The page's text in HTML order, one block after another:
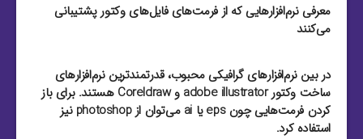
معرفی نرم‌افزارهایی که از فرمت‌های فایل‌های وکتور پشتیبانی
می‌کنند
در بین نرم‌افزارهای گرافیکی محبوب، قدرتمند‌ترین نرم‌افزارهای
ساخت وکتور adobe illustrator و Coreldraw هستند. برای باز
کردن فرمت‌هایی چون eps یا ai می‌توان از photoshop نیز
استفاده کرد.